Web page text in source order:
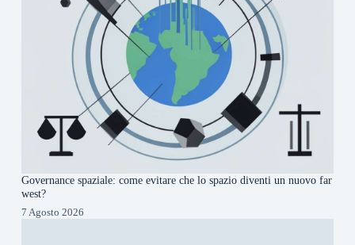
Governance spaziale: come evitare che lo spazio diventi un nuovo far
west?
7 Agosto 2026